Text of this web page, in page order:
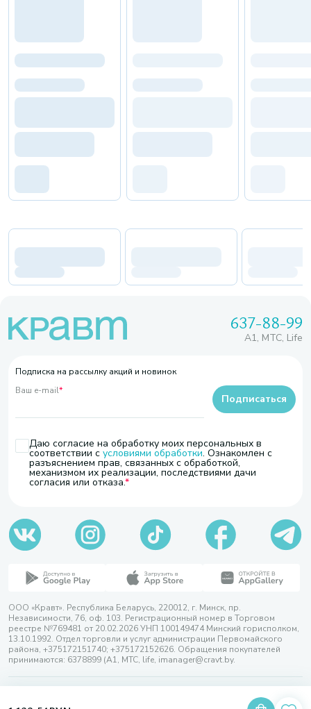
637-88-99
A1, МТС, Life
Подписка на рассылку акций и новинок
Ваш e-mail*
Даю согласие на обработку моих персональных в
соответствии с условиями обработки. Ознакомлен с
разъяснением прав, связанных с обработкой,
механизмом их реализации, последствиями дачи
согласия или отказа.
Подписаться
ООО «Кравт». Республика Беларусь, 220012, г. Минск, пр.
Независимости, 76, оф. 103. Регистрационный номер в Торговом
реестре №769481 от 20.02.2026 УНП 100149474 Минский горисполком,
13.10.1992. Отдел торговли и услуг администрации Первомайского
района, +375172151740; +375172152626. Обращения покупателей
принимаются: 6378899 (А1, МТС, life, imanager@cravt.by.